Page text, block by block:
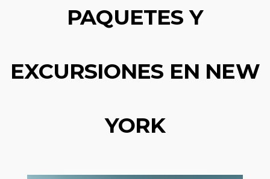
PAQUETES Y
EXCURSIONES EN NEW
YORK